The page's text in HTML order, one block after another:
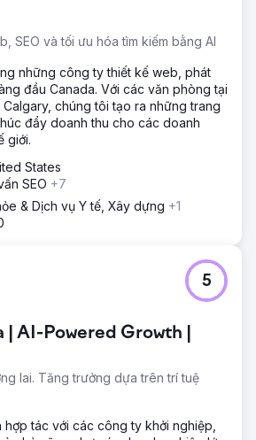
SEO và tối ưu hóa tìm kiếm bằng AI
những công ty thiết kế web, phát
đầu Canada. Với các văn phòng tại
chúng tôi tạo ra những trang
đẩy doanh thu cho các doanh
giới.
States
SEO +7
& Dịch vụ Y tế, Xây dựng +1
AI-Powered Growth |
lai. Tăng trưởng dựa trên trí tuệ
5
hợp tác với các công ty khởi nghiệp,